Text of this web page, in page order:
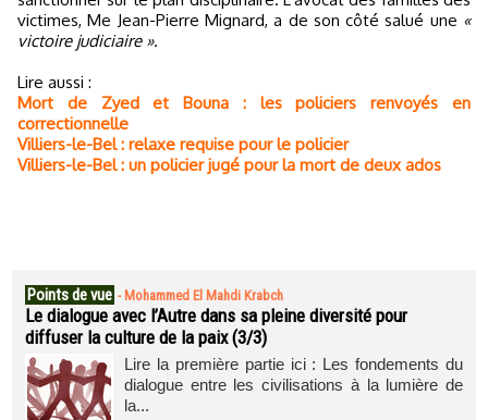
victimes, Me Jean-Pierre Mignard, a de son côté salué une «
victoire judiciaire ».
Lire aussi :
Mort de Zyed et Bouna : les policiers renvoyés en
correctionnelle
Villiers-le-Bel : relaxe requise pour le policier
Villiers-le-Bel : un policier jugé pour la mort de deux ados
Points de vue - Mohammed El Mahdi Krabch
Le dialogue avec l’Autre dans sa pleine diversité pour
diffuser la culture de la paix (3/3)
Lire la première partie ici : Les fondements du
dialogue entre les civilisations à la lumière de
la...